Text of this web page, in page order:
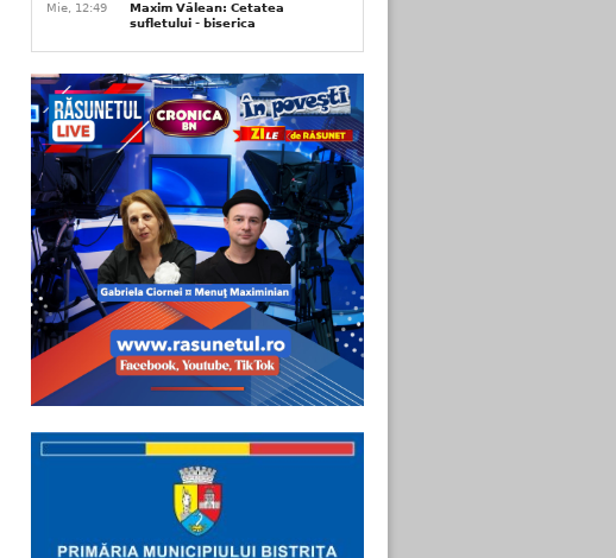
Mie, 12:49
Maxim Vălean: Cetatea
sufletului - biserica